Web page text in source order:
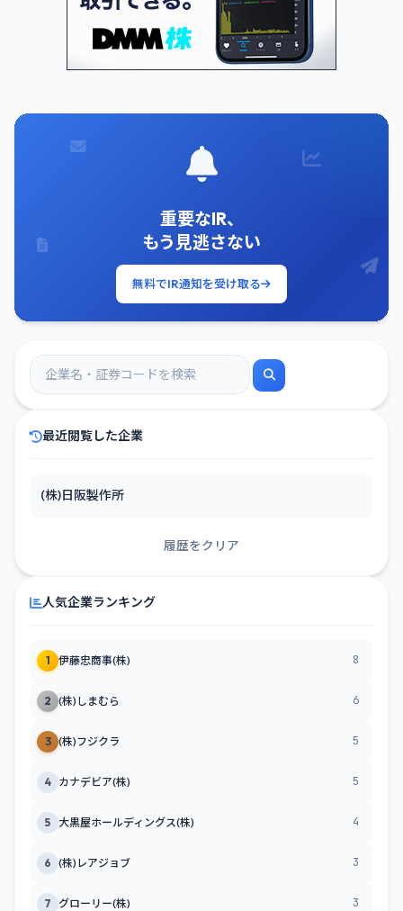
重要なIR、
もう見逃さない
無料でIR通知を受け取る
最近閲覧した企業
(株)日阪製作所
履歴をクリア
人気企業ランキング
1 伊藤忠商事(株) 8
2 (株)しまむら 6
3 (株)フジクラ 5
4 カナデビア(株) 5
5 大黒屋ホールディングス(株) 4
6 (株)レアジョブ 3
7 グローリー(株) 3